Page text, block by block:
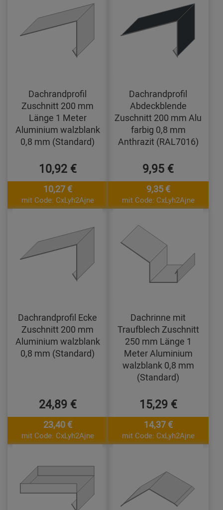
Dachrandprofil
Zuschnitt 200 mm
Länge 1 Meter
Aluminium walzblank
0,8 mm (Standard)
10,92 €
10,27 €
mit Code: CxLyh2Ajne
Dachrandprofil
Abdeckblende
Zuschnitt 200 mm Alu
farbig 0,8 mm
Anthrazit (RAL7016)
9,95 €
9,35 €
mit Code: CxLyh2Ajne
Dachrandprofil Ecke
Zuschnitt 200 mm
Aluminium walzblank
0,8 mm (Standard)
24,89 €
23,40 €
mit Code: CxLyh2Ajne
Dachrinne mit
Traufblech Zuschnitt
250 mm Länge 1
Meter Aluminium
walzblank 0,8 mm
(Standard)
15,29 €
14,37 €
mit Code: CxLyh2Ajne